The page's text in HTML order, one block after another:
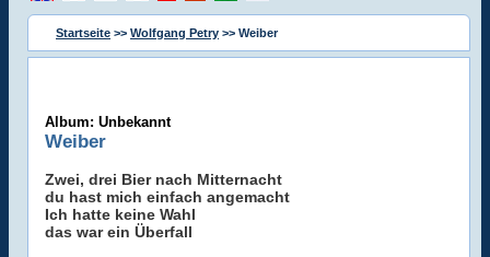
Startseite >> Wolfgang Petry >> Weiber
Album: Unbekannt
Weiber
Zwei, drei Bier nach Mitternacht
du hast mich einfach angemacht
Ich hatte keine Wahl
das war ein Überfall